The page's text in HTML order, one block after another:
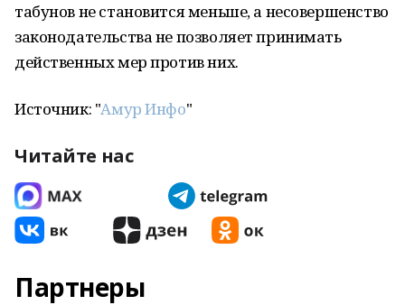
табунов не становится меньше, а несовершенство
законодательства не позволяет принимать
действенных мер против них.
Источник: "Амур Инфо"
Читайте нас
Партнеры